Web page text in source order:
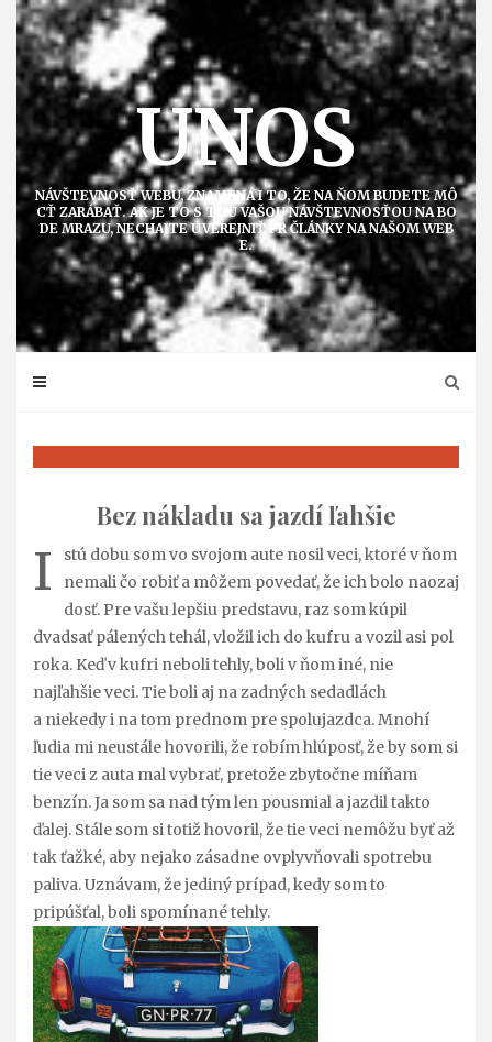
Přejít
obsahu
UNOS
NÁVŠTEVNOSŤ WEBU, ZNAMENÁ I TO, ŽE NA ŇOM BUDETE MÔ
CŤ ZARÁBAŤ. AK JE TO S TOU VAŠOU NÁVŠTEVNOSŤOU NA BO
DE MRAZU, NECHAJTE UVEREJNIŤ PR ČLÁNKY NA NAŠOM WEB
E.
Bez nákladu sa jazdí ľahšie
I
stú dobu som vo svojom aute nosil veci, ktoré v ňom
nemali čo robiť a môžem povedať, že ich bolo naozaj
dosť. Pre vašu lepšiu predstavu, raz som kúpil
dvadsať pálených tehál, vložil ich do kufru a vozil asi pol
roka. Keď v kufri neboli tehly, boli v ňom iné, nie
najľahšie veci. Tie boli aj na zadných sedadlách
a niekedy i na tom prednom pre spolujazdca. Mnohí
ľudia mi neustále hovorili, že robím hlúposť, že by som si
tie veci z auta mal vybrať, pretože zbytočne míňam
benzín. Ja som sa nad tým len pousmial a jazdil takto
ďalej. Stále som si totiž hovoril, že tie veci nemôžu byť až
tak ťažké, aby nejako zásadne ovplyvňovali spotrebu
paliva. Uznávam, že jediný prípad, kedy som to
pripúšťal, boli spomínané tehly.